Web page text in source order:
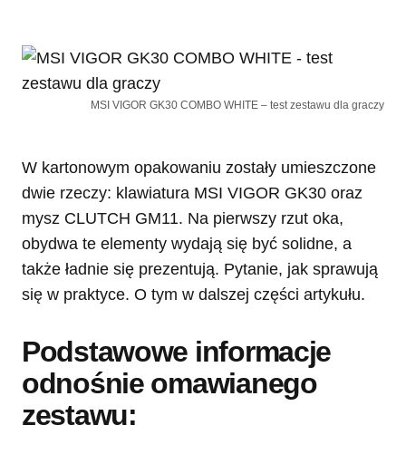
MSI VIGOR GK30 COMBO WHITE – test zestawu dla graczy
W kartonowym opakowaniu zostały umieszczone
dwie rzeczy: klawiatura MSI VIGOR GK30 oraz
mysz CLUTCH GM11. Na pierwszy rzut oka,
obydwa te elementy wydają się być solidne, a
także ładnie się prezentują. Pytanie, jak sprawują
się w praktyce. O tym w dalszej części artykułu.
Podstawowe informacje
odnośnie omawianego
zestawu: